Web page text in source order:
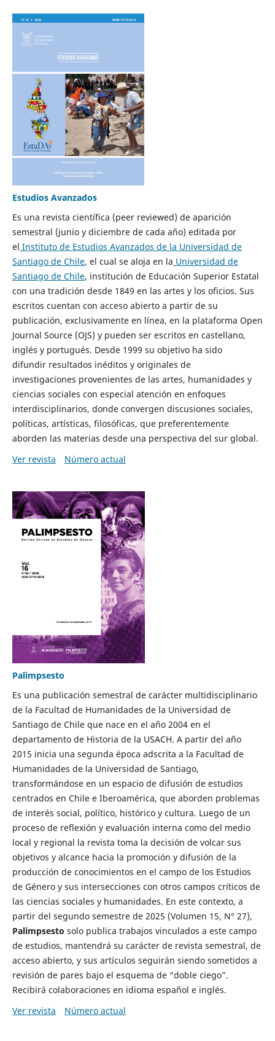
Estudios Avanzados
Es una revista científica (peer reviewed) de aparición
semestral (junio y diciembre de cada año) editada por
el Instituto de Estudios Avanzados de la Universidad de
Santiago de Chile, el cual se aloja en la Universidad de
Santiago de Chile, institución de Educación Superior Estatal
con una tradición desde 1849 en las artes y los oficios. Sus
escritos cuentan con acceso abierto a partir de su
publicación, exclusivamente en línea, en la plataforma Open
Journal Source (OJS) y pueden ser escritos en castellano,
inglés y portugués. Desde 1999 su objetivo ha sido
difundir resultados inéditos y originales de
investigaciones provenientes de las artes, humanidades y
ciencias sociales con especial atención en enfoques
interdisciplinarios, donde convergen discusiones sociales,
políticas, artísticas, filosóficas, que preferentemente
aborden las materias desde una perspectiva del sur global.
Ver revista
Número actual
Palimpsesto
Es una publicación semestral de carácter multidisciplinario
de la Facultad de Humanidades de la Universidad de
Santiago de Chile que nace en el año 2004 en el
departamento de Historia de la USACH. A partir del año
2015 inicia una segunda época adscrita a la Facultad de
Humanidades de la Universidad de Santiago,
transformándose en un espacio de difusión de estudios
centrados en Chile e Iberoamérica, que aborden problemas
de interés social, político, histórico y cultura. Luego de un
proceso de reflexión y evaluación interna como del medio
local y regional la revista toma la decisión de volcar sus
objetivos y alcance hacia la promoción y difusión de la
producción de conocimientos en el campo de los Estudios
de Género y sus intersecciones con otros campos críticos de
las ciencias sociales y humanidades. En este contexto, a
partir del segundo semestre de 2025 (Volumen 15, N° 27),
Palimpsesto solo publica trabajos vinculados a este campo
de estudios, mantendrá su carácter de revista semestral, de
acceso abierto, y sus artículos seguirán siendo sometidos a
revisión de pares bajo el esquema de “doble ciego”.
Recibirá colaboraciones en idioma español e inglés.
Ver revista
Número actual